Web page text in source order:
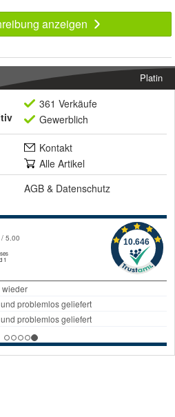
anzeigen
Platin
361 Verkäufe
Gewerblich
Kontakt
Alle Artikel
AGB & Datenschutz